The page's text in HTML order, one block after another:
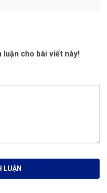
cho bài viết này!